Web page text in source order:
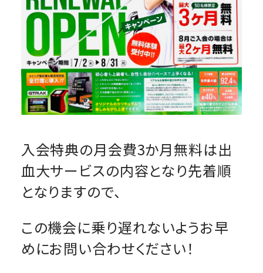
入会特典の月会費3か月無料は出
血大サービスの内容となり先着順
となりますので、
この機会に乗り遅れないようお早
めにお問い合わせください！